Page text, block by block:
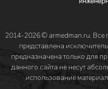
2014-2026 © armedman.ru.
представлена
предназначена только для
данного сайта не несут
использование